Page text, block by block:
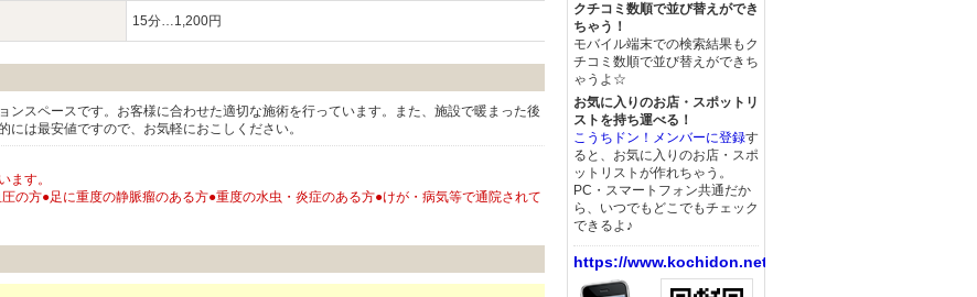
15分…1,200円
ンスペースです。お客様に合わせた適切な施術を行っています。また、施設で暖まった後
は最安値ですので、お気軽におこしください。
ます。
の方●足に重度の静脈瘤のある方●重度の水虫・炎症のある方●けが・病気等で通院されて
クチコミ数順で並び替えができ
ちゃう！
モバイル端末での検索結果もク
チコミ数順で並び替えができち
ゃうよ☆
お気に入りのお店・スポットリ
ストを持ち運べる！
こうちドン！メンバーに登録す
ると、お気に入りのお店・スポ
ットリストが作れちゃう。
PC・スマートフォン共通だか
ら、いつでもどこでもチェック
できるよ♪
https://www.kochidon.net/